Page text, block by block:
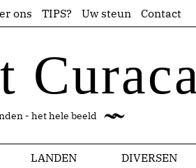
ons TIPS? Uw steun Contact
- het hele beeld
LANDEN DIVERSEN